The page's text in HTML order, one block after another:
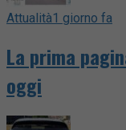
Attualità1 giorno fa
La prima
oggi